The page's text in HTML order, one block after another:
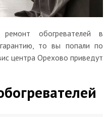
обогревателей в
то вы попали по
центра Орехово приведут